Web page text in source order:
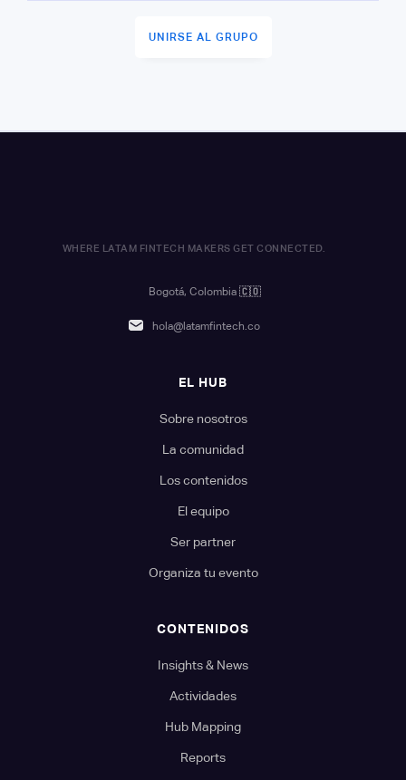
UNIRSE AL GRUPO
WHERE LATAM FINTECH MAKERS GET CONNECTED.
Bogotá, Colombia 🇨🇴
hola@latamfintech.co
EL HUB
Sobre nosotros
La comunidad
Los contenidos
El equipo
Ser partner
Organiza tu evento
CONTENIDOS
Insights & News
Actividades
Hub Mapping
Reports